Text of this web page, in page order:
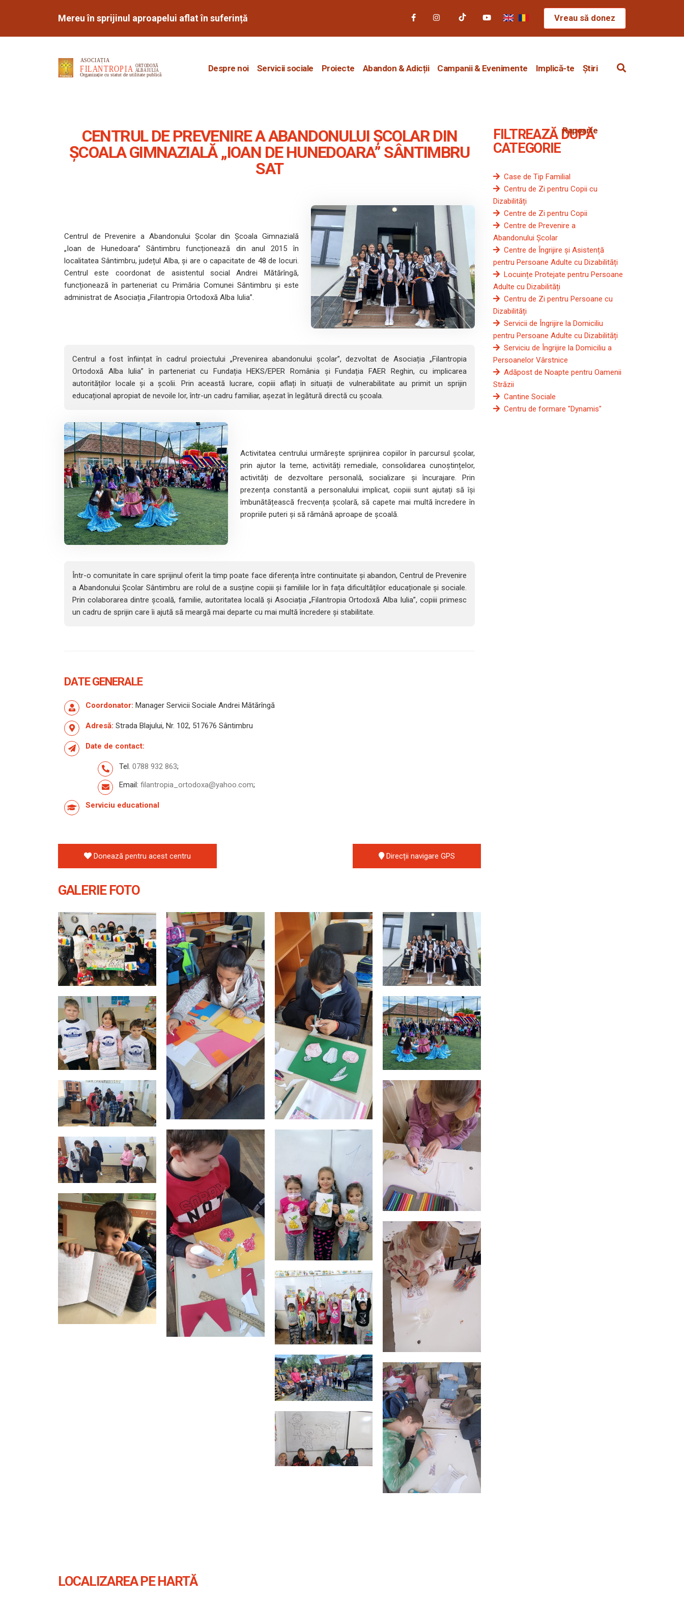
Mereu în sprijinul aproapelui aflat în suferință Vreau să donez
Despre noi Servicii sociale Proiecte Abandon & Adicții Campanii & Evenimente Implică-te Știri
Rapoarte
CENTRUL DE PREVENIRE A ABANDONULUI ȘCOLAR DIN
ȘCOALA GIMNAZIALĂ „IOAN DE HUNEDOARA” SÂNTIMBRU
SAT
Centrul de Prevenire a Abandonului Școlar din Școala Gimnazială
„Ioan de Hunedoara” Sântimbru funcționează din anul 2015 în
localitatea Sântimbru, județul Alba, și are o capacitate de 48 de locuri.
Centrul este coordonat de asistentul social Andrei Mătărîngă,
funcționează în parteneriat cu Primăria Comunei Sântimbru și este
administrat de Asociația „Filantropia Ortodoxă Alba Iulia”.
Centrul a fost înființat în cadrul proiectului „Prevenirea abandonului școlar”, dezvoltat de Asociația „Filantropia
Ortodoxă Alba Iulia” în parteneriat cu Fundația HEKS/EPER România și Fundația FAER Reghin, cu implicarea
autorităților locale și a școlii. Prin această lucrare, copiii aflați în situații de vulnerabilitate au primit un sprijin
educațional apropiat de nevoile lor, într-un cadru familiar, așezat în legătură directă cu școala.
Activitatea centrului urmărește sprijinirea copiilor în parcursul școlar,
prin ajutor la teme, activități remediale, consolidarea cunoștințelor,
activități de dezvoltare personală, socializare și încurajare. Prin
prezența constantă a personalului implicat, copiii sunt ajutați să își
îmbunătățească frecvența școlară, să capete mai multă încredere în
propriile puteri și să rămână aproape de școală.
Într-o comunitate în care sprijinul oferit la timp poate face diferența între continuitate și abandon, Centrul de Prevenire
a Abandonului Școlar Sântimbru are rolul de a susține copiii și familiile lor în fața dificultăților educaționale și sociale.
Prin colaborarea dintre școală, familie, autoritatea locală și Asociația „Filantropia Ortodoxă Alba Iulia”, copiii primesc
un cadru de sprijin care îi ajută să meargă mai departe cu mai multă încredere și stabilitate.
DATE GENERALE
Coordonator: Manager Servicii Sociale Andrei Mătărîngă
Adresă: Strada Blajului, Nr. 102, 517676 Sântimbru
Date de contact:
Tel. 0788 932 863;
Email: filantropia_ortodoxa@yahoo.com;
Serviciu educational
Donează pentru acest centru Direcții navigare GPS
GALERIE FOTO
LOCALIZAREA PE HARTĂ
FILTREAZĂ DUPĂ
CATEGORIE
Case de Tip Familial
Centru de Zi pentru Copii cu
Dizabilități
Centre de Zi pentru Copii
Centre de Prevenire a
Abandonului Școlar
Centre de Îngrijire și Asistență
pentru Persoane Adulte cu Dizabilități
Locuințe Protejate pentru Persoane
Adulte cu Dizabilități
Centru de Zi pentru Persoane cu
Dizabilități
Servicii de Îngrijire la Domiciliu
pentru Persoane Adulte cu Dizabilități
Serviciu de Îngrijire la Domiciliu a
Persoanelor Vârstnice
Adăpost de Noapte pentru Oamenii
Străzii
Cantine Sociale
Centru de formare "Dynamis"